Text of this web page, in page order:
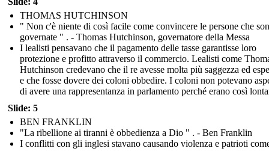
THOMAS HUTCHINSON
" Non c'è niente di così facile come convincere le persone che
governate " . - Thomas Hutchinson, governatore della Messa
I lealisti pensavano che il pagamento delle tasse garantisse loro
protezione e profitto attraverso il commercio. Lealisti come
Hutchinson credevano che il re avesse molta più saggezza ed
e che fosse dovere dei coloni obbedire. I coloni non potevano
di avere una rappresentanza in parlamento perché erano così
Slide: 5
BEN FRANKLIN
"La ribellione ai tiranni è obbedienza a Dio " . - Ben Franklin
I conflitti con gli inglesi stavano causando violenza e patrioti